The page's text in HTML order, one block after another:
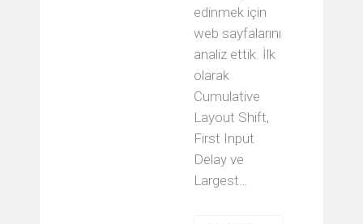
edinmek için
web sayfalarını
analiz ettik. İlk
olarak
Cumulative
Layout Shift,
First Input
Delay ve
Largest…